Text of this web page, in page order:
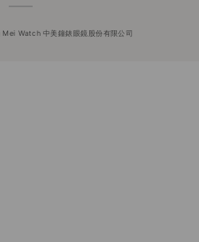
Watch 中美鐘錶眼鏡股份有限公司